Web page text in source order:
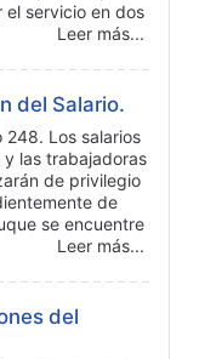
servicio en dos
Leer más...
del Salario.
248. Los salarios
las trabajadoras
de privilegio
de
se encuentre
Leer más...
del